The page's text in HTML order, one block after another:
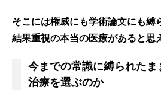
そこには権威にも学術論文にも縛
結果重視の本当の医療があると思
今までの常識に縛られた
治療を選ぶのか